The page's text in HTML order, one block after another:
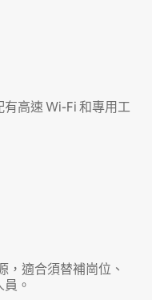
高速 Wi-Fi 和專用工
適合須替補崗位、
。